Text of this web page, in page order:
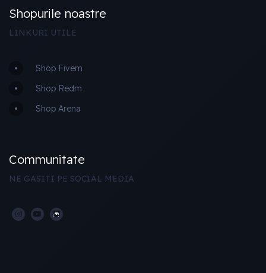
Shopurile noastre
LINKURI UTILE
Shop Fivem
Shop Redm
Shop Arena
Communitate
NE GASITI PE SOCIAL MEDIA